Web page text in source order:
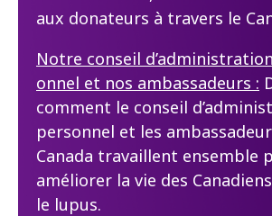
aux donateurs à travers le
Notre conseil
onnel et nos ambassadeurs :
comment le conseil
personnel et les
Canada travaillent ensemble
améliorer la vie des
le lupus.